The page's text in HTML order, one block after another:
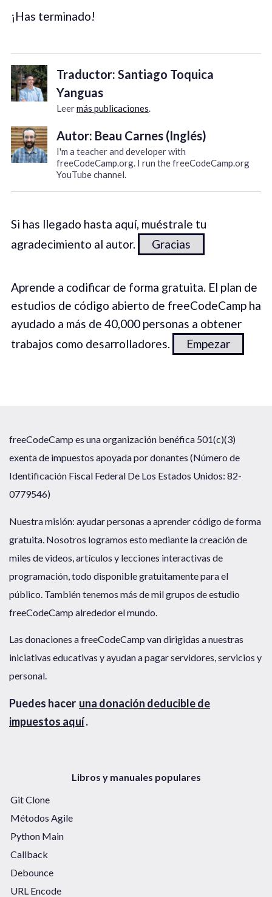
¡Has terminado!
Traductor: Santiago Toquica
Yanguas
Leermás publicaciones.
Autor: Beau Carnes (Inglés)
I'm a teacher and developer with
freeCodeCamp.org. I run the freeCodeCamp.org
YouTube channel.
Si has llegado hasta aquí, muéstrale tu
agradecimiento al autor.
Gracias
Aprende a codificar de forma gratuita. El plan de
estudios de código abierto de freeCodeCamp ha
ayudado a más de 40,000 personas a obtener
trabajos como desarrolladores.
Empezar
freeCodeCamp es una organización benéfica 501(c)(3)
exenta de impuestos apoyada por donantes (Número de
Identificación Fiscal Federal De Los Estados Unidos: 82-
0779546)
Nuestra misión: ayudar personas a aprender código de forma
gratuita. Nosotros logramos esto mediante la creación de
miles de videos, artículos y lecciones interactivas de
programación, todo disponible gratuitamente para el
público. También tenemos más de mil grupos de estudio
freeCodeCamp alrededor el mundo.
Las donaciones a freeCodeCamp van dirigidas a nuestras
iniciativas educativas y ayudan a pagar servidores, servicios y
personal.
Puedes hacer una donación deducible de
impuestos aquí.
Libros y manuales populares
Git Clone
Métodos Agile
Python Main
Callback
Debounce
URL Encode